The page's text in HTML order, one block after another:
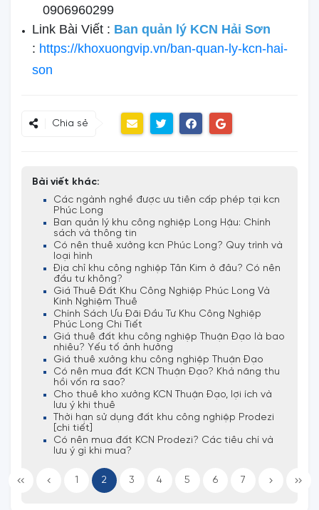
0906960299
Link Bài Viết : Ban quản lý KCN Hải Sơn
: https://khoxuongvip.vn/ban-quan-ly-kcn-hai-
son
Chia sẻ
Bài viết khác:
Các ngành nghề được ưu tiên cấp phép tại kcn
Phúc Long
Ban quản lý khu công nghiệp Long Hậu: Chính
sách và thông tin
Có nên thuê xưởng kcn Phúc Long? Quy trình và
loại hình
Địa chỉ khu công nghiệp Tân Kim ở đâu? Có nên
đầu tư không?
Giá Thuê Đất Khu Công Nghiệp Phúc Long Và
Kinh Nghiệm Thuê
Chính Sách Ưu Đãi Đầu Tư Khu Công Nghiệp
Phúc Long Chi Tiết
Giá thuê đất khu công nghiệp Thuận Đạo là bao
nhiêu? Yếu tố ảnh hưởng
Giá thuê xưởng khu công nghiệp Thuận Đạo
Có nên mua đất KCN Thuận Đạo? Khả năng thu
hồi vốn ra sao?
Cho thuê kho xưởng KCN Thuận Đạo, lợi ích và
lưu ý khi thuê
Thời hạn sử dụng đất khu công nghiệp Prodezi
[chi tiết]
Có nên mua đất KCN Prodezi? Các tiêu chí và
lưu ý gì khi mua?
1 2 3 4 5 6 7